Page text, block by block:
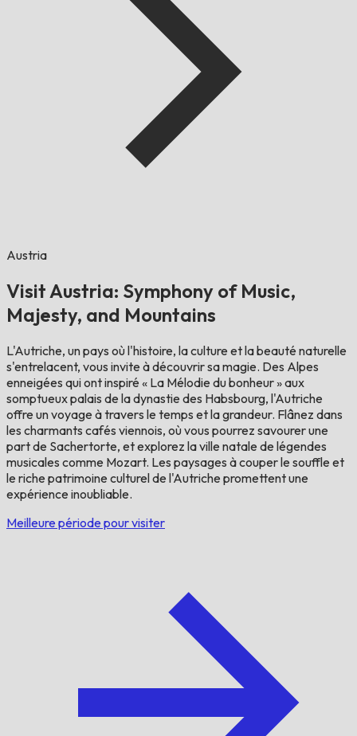
Austria
Visit Austria: Symphony of Music,
Majesty, and Mountains
L'Autriche, un pays où l'histoire, la culture et la beauté naturelle
s'entrelacent, vous invite à découvrir sa magie. Des Alpes
enneigées qui ont inspiré « La Mélodie du bonheur » aux
somptueux palais de la dynastie des Habsbourg, l'Autriche
offre un voyage à travers le temps et la grandeur. Flânez dans
les charmants cafés viennois, où vous pourrez savourer une
part de Sachertorte, et explorez la ville natale de légendes
musicales comme Mozart. Les paysages à couper le souffle et
le riche patrimoine culturel de l'Autriche promettent une
expérience inoubliable.
Meilleure période pour visiter